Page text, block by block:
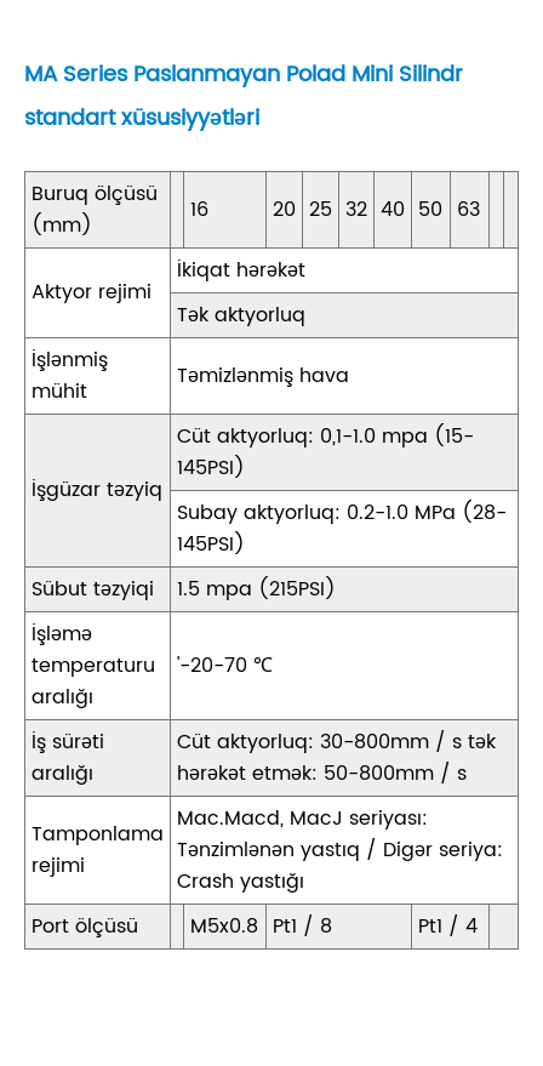
MA Series Paslanmayan Polad Mini Silindr
standart xüsusiyyətləri
Buruq ölçüsü
(mm)
16 20 25 32 40 50 63
Aktyor rejimi
İkiqat hərəkət
Tək aktyorluq
İşlənmiş
mühit
Təmizlənmiş hava
İşgüzar təzyiq
Cüt aktyorluq: 0,1-1.0 mpa (15-
145PSI)
Subay aktyorluq: 0.2-1.0 MPa (28-
145PSI)
Sübut təzyiqi
1.5 mpa (215PSI)
İşləmə
temperaturu
aralığı
'-20-70 ℃
İş sürəti
aralığı
Cüt aktyorluq: 30-800mm / s tək
hərəkət etmək: 50-800mm / s
Tamponlama
rejimi
Mac.Macd, MacJ seriyası:
Tənzimlənən yastıq / Digər seriya:
Crash yastığı
Port ölçüsü
M5x0.8 Pt1 / 8 Pt1 / 4